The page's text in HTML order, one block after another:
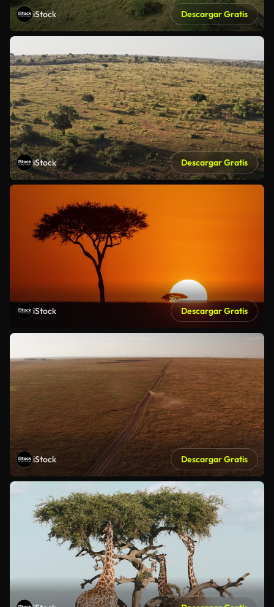
iStock Descargar Gratis
iStock Descargar Gratis
iStock Descargar Gratis
iStock Descargar Gratis